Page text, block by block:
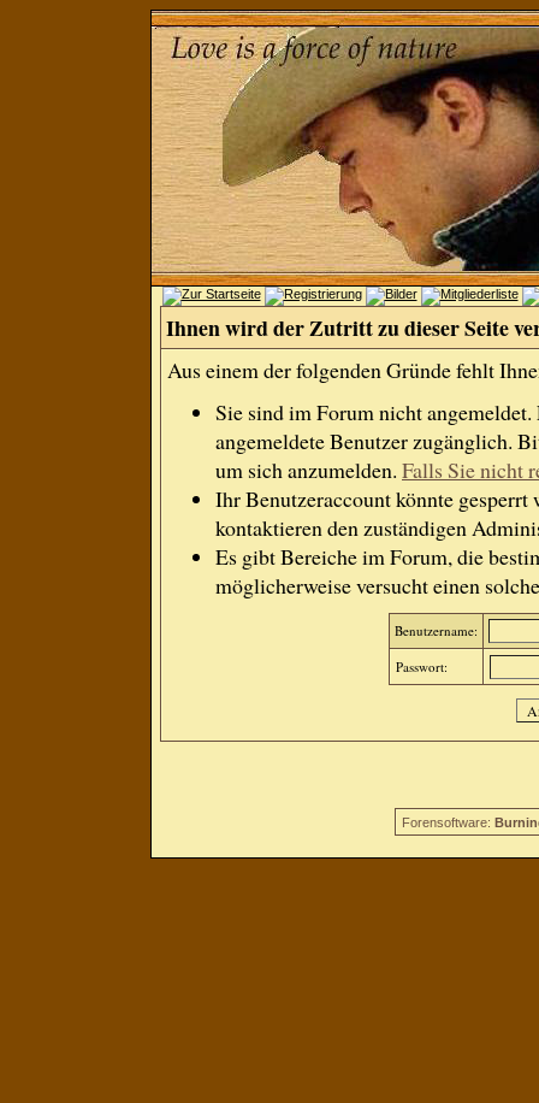
Ihnen wird der Zutritt zu dieser Seite
Aus einem der folgenden Gründe fehlt
Sie sind im Forum nicht
angemeldete Benutzer zugänglich.
um sich anzumelden. Falls Sie nicht
Ihr Benutzeraccount könnte gesperrt
kontaktieren den zuständigen
Es gibt Bereiche im Forum, die
möglicherweise versucht einen
Benutzername:
Passwort:
Forensoftware: